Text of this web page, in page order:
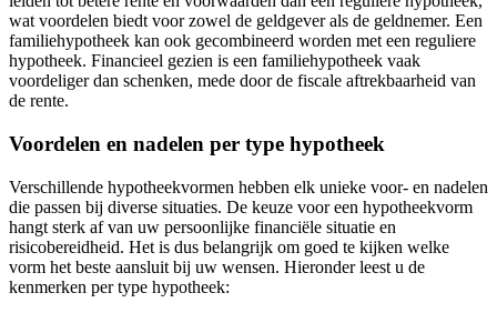
wat voordelen biedt voor zowel de geldgever als de geldnemer. Een
familiehypotheek kan ook gecombineerd worden met een reguliere
hypotheek. Financieel gezien is een familiehypotheek vaak
voordeliger dan schenken, mede door de fiscale aftrekbaarheid van
de rente.
Voordelen en nadelen per type hypotheek
Verschillende hypotheekvormen hebben elk unieke voor- en nadelen
die passen bij diverse situaties. De keuze voor een hypotheekvorm
hangt sterk af van uw persoonlijke financiële situatie en
risicobereidheid. Het is dus belangrijk om goed te kijken welke
vorm het beste aansluit bij uw wensen. Hieronder leest u de
kenmerken per type hypotheek: